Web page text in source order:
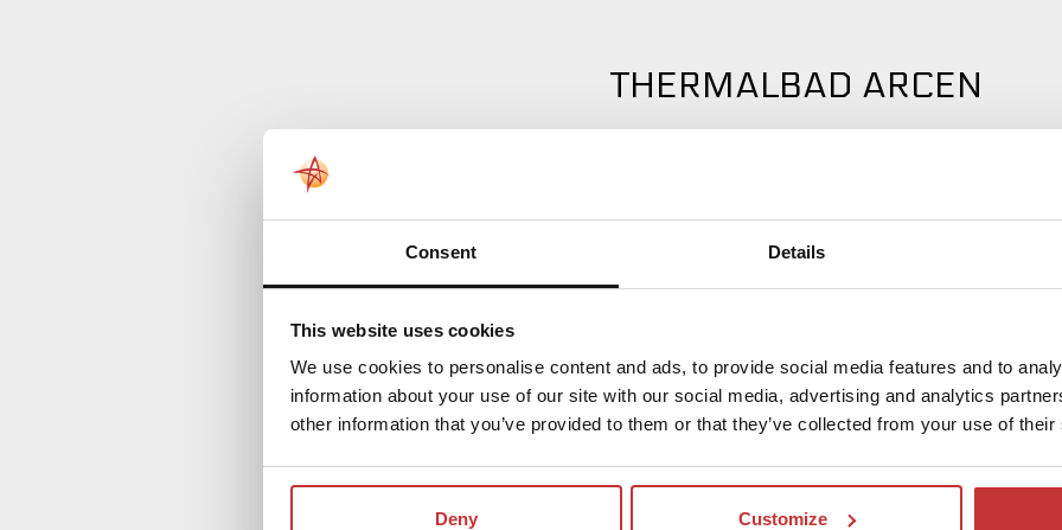
Consent Details
This website uses cookies
We use cookies to personalise content and ads, to provide social media features and to
information about your use of our site with our social media, advertising and analytics
other information that you’ve provided to them or that they’ve collected from your use of
Deny Customize
THERMALBAD ARCEN
einer 892 Meter tiefen Quelle entspringt. Das Thermalwasser enthält von Natur aus
Wassers hat ein Besuch im Thermaalbad eine wohltuende
Das Thermalbad Arcen verfügt über mehrere Bäder, sowohl im Innen- als auch
Thermalbädern finden Sie auch alle möglichen Einrichtungen, um Ihren Besuch noch
können Sie zum Beispiel auf den Sprudelbänken im Wasser die Vorzüge des
(35-36 °C) genießen. Oder Sie stellen sich unter den Wasserfall und spüren, wie
für Nacken und Schultern ist. Auch die Whirlpools und Unterwasserstrahlmassagen sind
hin zu träumen.